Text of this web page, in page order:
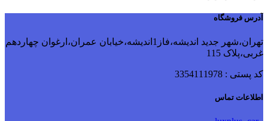
آدرس فروشگاه
تهران،شهر جدید اندیشه،فاز1اندیشه،خیابان عمران،ارغوان چهاردهم
غربی،پلاک 115
کد پستی : 3354111978
اطلاعات تماس